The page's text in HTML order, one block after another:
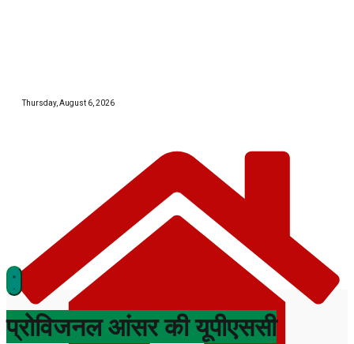
Thursday, August 6, 2026
झारखण्ड
प्रोविजनल आंसर की यूपीएससी